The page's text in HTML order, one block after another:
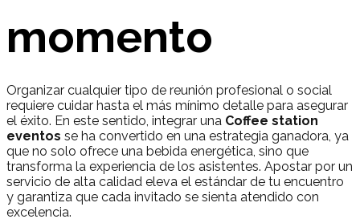
momento
Organizar cualquier tipo de reunión profesional o social
requiere cuidar hasta el más mínimo detalle para asegurar
el éxito. En este sentido, integrar una Coffee station
eventos se ha convertido en una estrategia ganadora, ya
que no solo ofrece una bebida energética, sino que
transforma la experiencia de los asistentes. Apostar por un
servicio de alta calidad eleva el estándar de tu encuentro
y garantiza que cada invitado se sienta atendido con
excelencia.